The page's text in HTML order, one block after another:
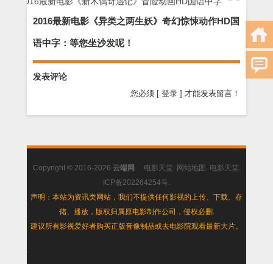
2016最新电影《异类之两生妖》奇幻惊悚动作HD国
语中字：等您坐沙发呢！
发表评论
您必须 [ 登录 ] 才能发表留言！
Copyright © 2016-2026 云端网 电影天堂 网站地图 电影天堂
ICP备202264254号
声明：本站为资讯类网站，我们不提供任何影视的上传、下载、存
储、播放，版权归属原电影制作公司，侵权必删.
建议所有影视爱好者购买正版音像制品或去电影院观看最新大片。